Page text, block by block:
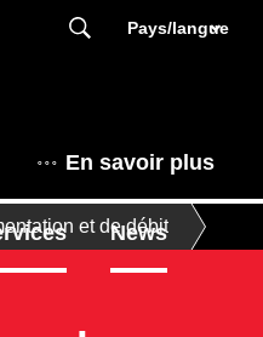
Pays/langue
En savoir plus
News
et de débit